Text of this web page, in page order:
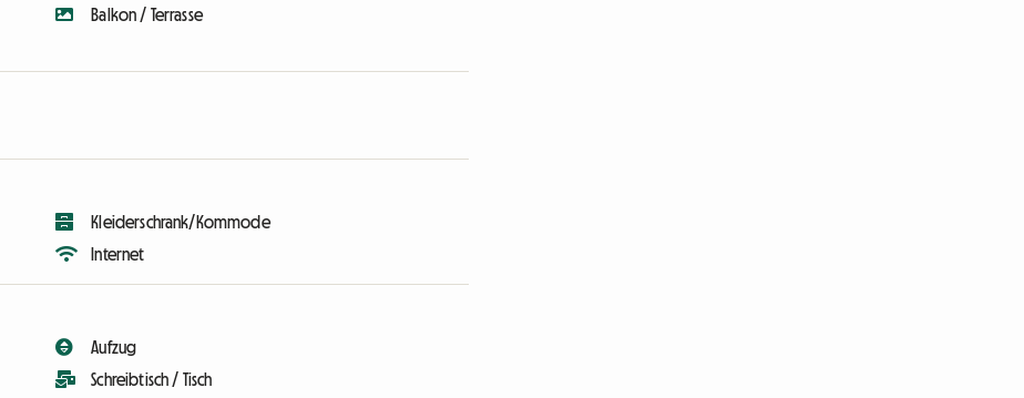
Balkon / Terrasse
Kleiderschrank/Kommode
Internet
Aufzug
Schreibtisch / Tisch